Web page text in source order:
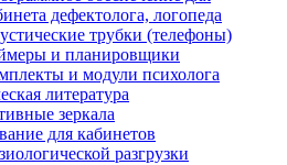
дефектолога, логопеда
трубки (телефоны)
и планировщики
и модули психолога
литература
зеркала
для кабинетов
разгрузки